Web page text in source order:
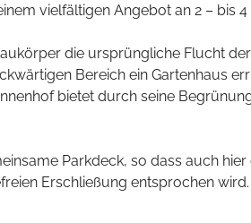
vielfältigen Angebot an 2 – bis
die ursprüngliche Flucht
Bereich ein Gartenhaus
bietet durch seine
Parkdeck, so dass auch
Erschließung entsprochen wird.